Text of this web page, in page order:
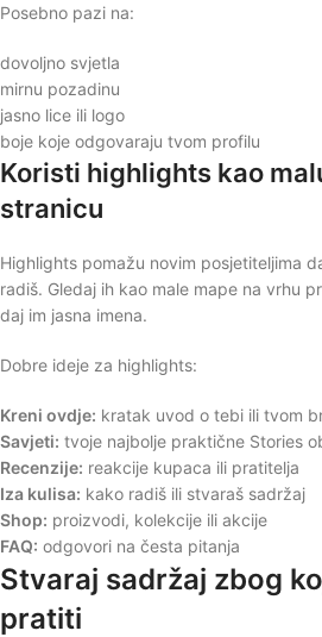
Posebno pazi na:
dovoljno svjetla
mirnu pozadinu
jasno lice ili logo
boje koje odgovaraju tvom profilu
Koristi highlights kao
stranicu
Highlights pomažu novim posjetiteljima
radiš. Gledaj ih kao male mape na vrhu
daj im jasna imena.
Dobre ideje za highlights:
Kreni ovdje: kratak uvod o tebi ili tvom
Savjeti: tvoje najbolje praktične Stories
Recenzije: reakcije kupaca ili pratitelja
Iza kulisa: kako radiš ili stvaraš sadržaj
Shop: proizvodi, kolekcije ili akcije
FAQ: odgovori na česta pitanja
Stvaraj sadržaj zbog
pratiti